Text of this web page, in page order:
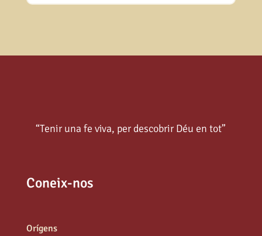
“Tenir una fe viva, per descobrir Déu en tot”
Coneix-nos
Orígens